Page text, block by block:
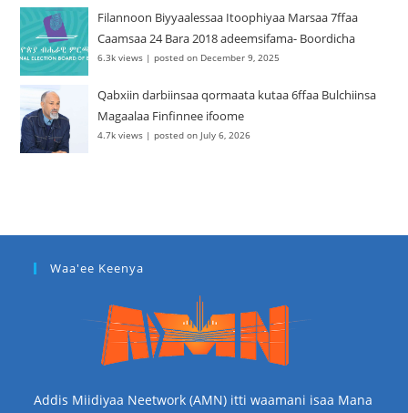
Filannoon Biyyaalessaa Itoophiyaa Marsaa 7ffaa
Caamsaa 24 Bara 2018 adeemsifama- Boordicha
6.3k views |posted on December 9, 2025
Qabxiin darbiinsaa qormaata kutaa 6ffaa Bulchiinsa
Magaalaa Finfinnee ifoome
4.7k views |posted on July 6, 2026
Waa'ee Keenya
Addis Miidiyaa Neetwork (AMN) itti waamani isaa Mana